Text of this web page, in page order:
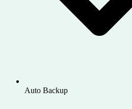
Auto Backup